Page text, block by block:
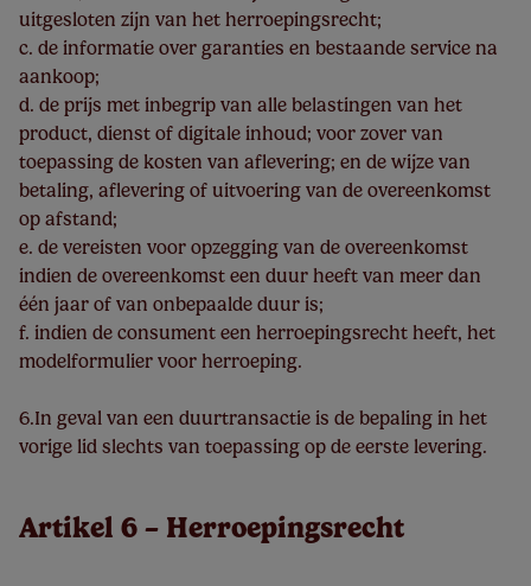
uitgesloten zijn van het herroepingsrecht;
c. de informatie over garanties en bestaande service na
aankoop;
d. de prijs met inbegrip van alle belastingen van het
product, dienst of digitale inhoud; voor zover van
toepassing de kosten van aflevering; en de wijze van
betaling, aflevering of uitvoering van de overeenkomst
op afstand;
e. de vereisten voor opzegging van de overeenkomst
indien de overeenkomst een duur heeft van meer dan
één jaar of van onbepaalde duur is;
f. indien de consument een herroepingsrecht heeft, het
modelformulier voor herroeping.
6.In geval van een duurtransactie is de bepaling in het
vorige lid slechts van toepassing op de eerste levering.
Artikel 6 – Herroepingsrecht